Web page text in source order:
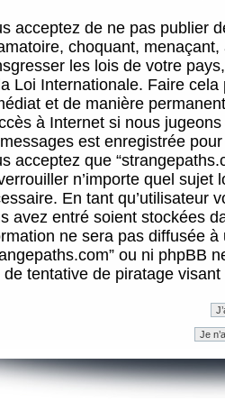
acceptez de ne pas publier
choquant,
les lois de votre
Loi Internationale. Faire
et de manière
à Internet si nous
messages est enregistrée
acceptez que
n’importe quel sujet
En tant qu’utilisateur
avez entré soient stockées
ne sera pas diffusée
ou ni phpBB
de tentative de piratage